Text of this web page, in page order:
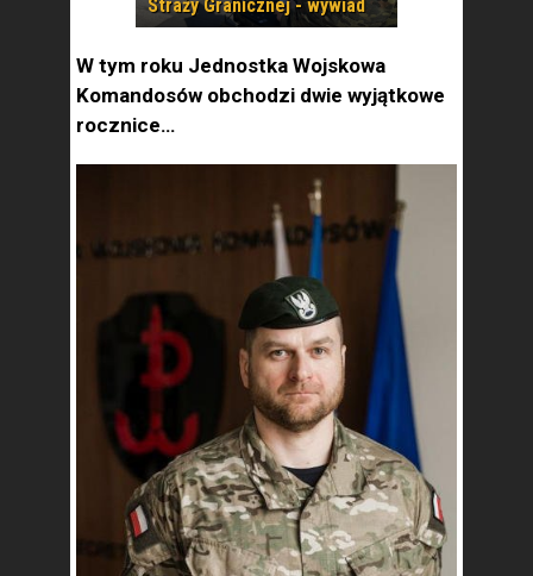
Straży Granicznej - wywiad
W tym roku Jednostka Wojskowa
Komandosów obchodzi dwie wyjątkowe
rocznice…